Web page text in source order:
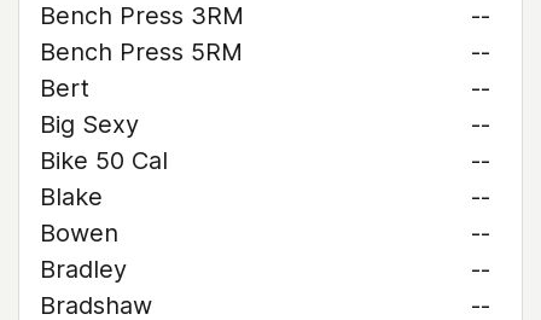
Bench Press 3RM
--
Bench Press 5RM
--
Bert
--
Big Sexy
--
Bike 50 Cal
--
Blake
--
Bowen
--
Bradley
--
Bradshaw
--